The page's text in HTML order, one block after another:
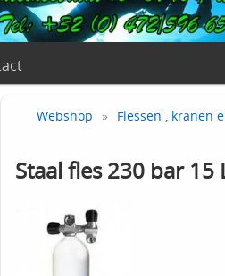
Webshop » Flessen , kranen
Staal fles 230 bar